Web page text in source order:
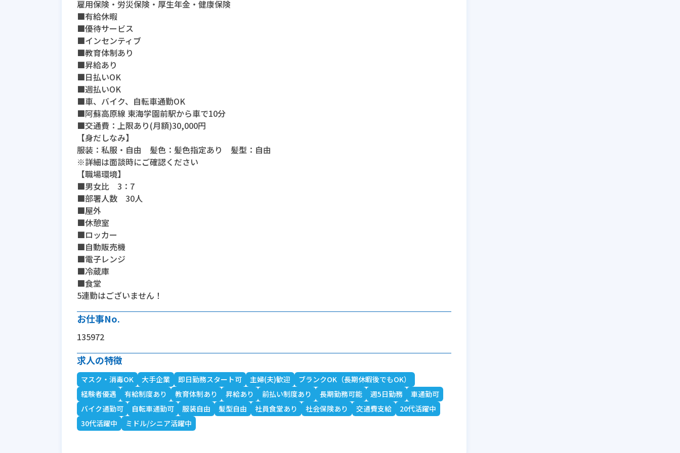
雇用保険・労災保険・厚生年金・健康保険
■有給休暇
■優待サービス
■インセンティブ
■教育体制あり
■昇給あり
■日払いOK
■週払いOK
■車、バイク、自転車通勤OK
■阿蘇高原線 東海学園前駅から車で10分
■交通費：上限あり(月額)30,000円
【身だしなみ】
服装：私服・自由 髪色：髪色指定あり 髪型：自由
※詳細は面談時にご確認ください
【職場環境】
■男女比 3：7
■部署人数 30人
■屋外
■休憩室
■ロッカー
■自動販売機
■電子レンジ
■冷蔵庫
■食堂
5連勤はございません！
お仕事No.
135972
求人の特徴
マスク・消毒OK 大手企業 即日勤務スタート可 主婦(夫)歓迎
ブランクOK（長期休暇後でもOK）
経験者優遇
有給制度あり 教育体制あり 昇給あり 前払い制度あり 長期勤務可能 週5日勤務
車通勤可
バイク通勤可
自転車通勤可 服装自由 髪型自由 社員食堂あり 社会保険あり 交通費支給
20代活躍中
30代活躍中
ミドル/シニア活躍中